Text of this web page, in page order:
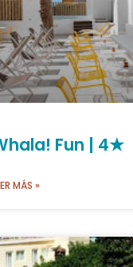
Fun | 4★
MÁS »